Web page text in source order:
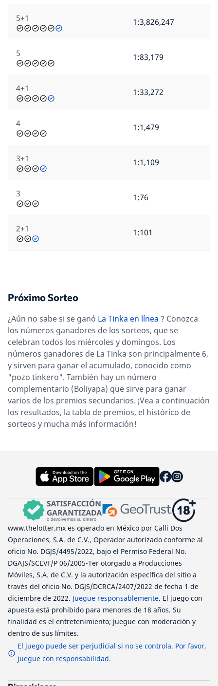
5+1 1:3,826,247
5 1:83,179
4+1 1:33,272
4 1:1,479
3+1 1:1,109
3 1:76
2+1 1:101
Próximo Sorteo
¿Aún no sabe si se ganó La Tinka en línea ? Conozca
los números ganadores de los sorteos, que se
celebran todos los miércoles y domingos. Los
números ganadores de La Tinka son principalmente 6,
y sirven para ganar el acumulado, conocido como
"pozo tinkero". También hay un número
complementario (Boliyapa) que sirve para ganar
varios de los premios secundarios. ¡Vea a continuación
los resultados, la tabla de premios, el histórico de
sorteos y mucha más información!
www.thelotter.mx es operado en México por Calli Dos
Operaciones, S.A. de C.V., Operador autorizado conforme al
oficio No. DGJS/4495/2022, bajo el Permiso Federal No.
DGAJS/SCEVF/P 06/2005-Ter otorgado a Producciones
Móviles, S.A. de C.V. y la autorización específica del sitio a
través del oficio No. DGJS/DCRCA/2407/2022 de fecha 1 de
diciembre de 2022. Juegue responsablemente. El juego con
apuesta está prohibido para menores de 18 años. Su
finalidad es el entretenimiento; juegue con moderación y
dentro de sus límites.
El juego puede ser perjudicial si no se controla. Por favor,
juegue con responsabilidad.